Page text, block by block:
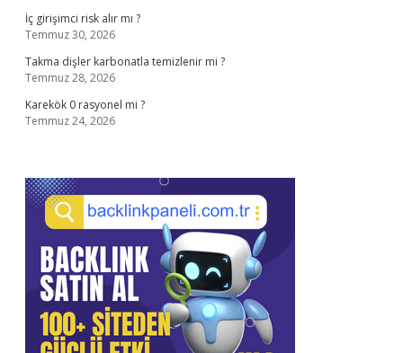
İç girişimci risk alır mı ?
Temmuz 30, 2026
Takma dişler karbonatla temizlenir mi ?
Temmuz 28, 2026
Karekök 0 rasyonel mi ?
Temmuz 24, 2026